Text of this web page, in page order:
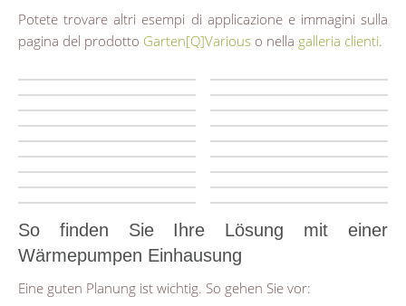
Potete trovare altri esempi di applicazione e immagini sulla
pagina del prodotto Garten[Q]Various o nella galleria clienti.
So finden Sie Ihre Lösung mit einer
Wärmepumpen Einhausung
Eine guten Planung ist wichtig. So gehen Sie vor: